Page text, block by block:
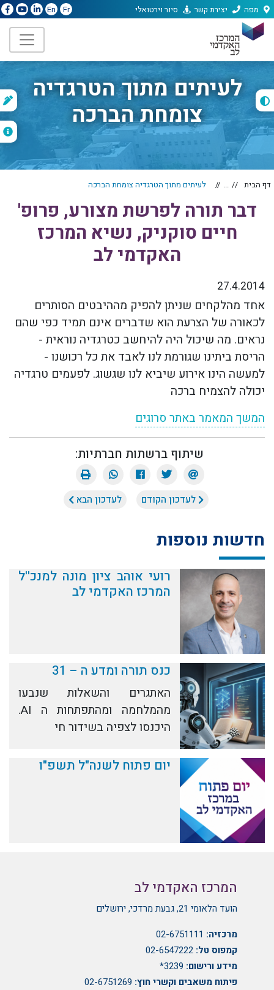
מפה יצירת קשר סיור וירטואלי Fr
En
לעיתים מתוך הטרגדיה
צומחת הברכה
דף הבית ... לעיתים מתוך הטרגדיה צומחת הברכה
דבר תורה לפרשת מצורע, פרופ'
חיים סוקניק, נשיא המרכז
האקדמי לב
27.4.2014
אחד מהלקחים שניתן להפיק מההיבטים הסותרים
לכאורה של הצרעת הוא שדברים אינם תמיד כפי שהם
נראים. מה שיכול היה להיחשב כטרגדיה נוראית -
הריסת ביתינו שגורמת לנו לאבד את כל רכושנו -
למעשה הינו אירוע שיביא לנו שגשוג. לפעמים טרגדיה
יכולה להצמיח ברכה
המשך המאמר באתר סרוגים
שיתוף ברשתות חברתיות:
לעדכון הקודם לעדכון הבא
חדשות נוספות
רועי אוהב ציון מונה למנכ''ל
המרכז האקדמי לב
כנס תורה ומדע ה – 31
האתגרים והשאלות שנבעו
מהמלחמה ומהתפתחות ה AI.
היכנסו לצפיה בשידור חי
יום פתוח לשנה"ל תשפ"ו
המרכז האקדמי לב
הועד הלאומי 21, גבעת מרדכי, ירושלים
מרכזיה: 02-6751111
קמפוס טל: 02-6547222
מידע ורישום: 3239*
פיתוח משאבים וקשרי חוץ: 02-6751269